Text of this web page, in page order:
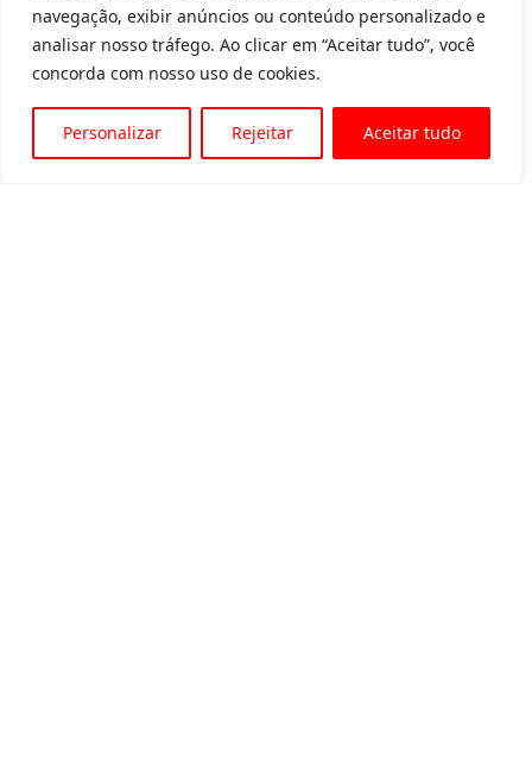
navegação, exibir anúncios ou conteúdo personalizado e
analisar nosso tráfego. Ao clicar em “Aceitar tudo”, você
concorda com nosso uso de cookies.
Personalizar Rejeitar Aceitar tudo